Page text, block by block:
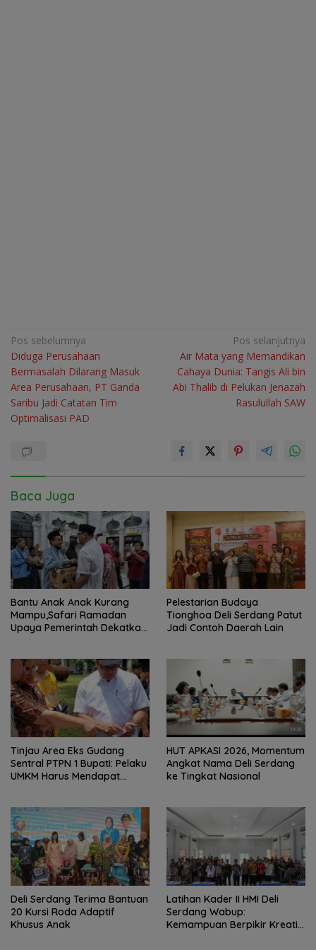
Navigasi
pos
Pos sebelumnya
Diduga Perusahaan
Bermasalah Dilarang Masuk
Area Perusahaan, PT Ganda
Saribu Jadi Catatan Tim
Optimalisasi PAD
Pos selanjutnya
Air Mata yang Memandikan
Cahaya Dunia: Tangis Ali bin
Abi Thalib di Pelukan Jenazah
Rasulullah SAW
Baca Juga
Bantu Anak Anak Kurang
Mampu,Safari Ramadan
Upaya Pemerintah Dekatkan
Pelestarian Budaya
Tionghoa Deli Serdang Patut
Jadi Contoh Daerah Lain
Tinjau Area Eks Gudang
Sentral PTPN 1 Bupati: Pelaku
UMKM Harus Mendapat
HUT APKASI 2026, Momentum
Angkat Nama Deli Serdang
ke Tingkat Nasional
Deli Serdang Terima Bantuan
20 Kursi Roda Adaptif
Khusus Anak
Latihan Kader II HMI Deli
Serdang Wabup:
Kemampuan Berpikir Kreatif